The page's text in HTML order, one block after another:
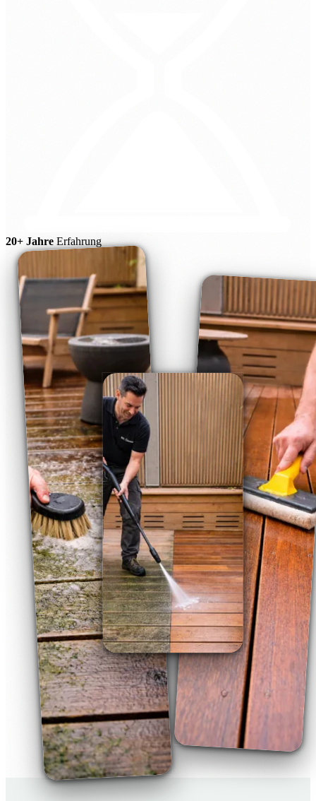
20+ Jahre Erfahrung